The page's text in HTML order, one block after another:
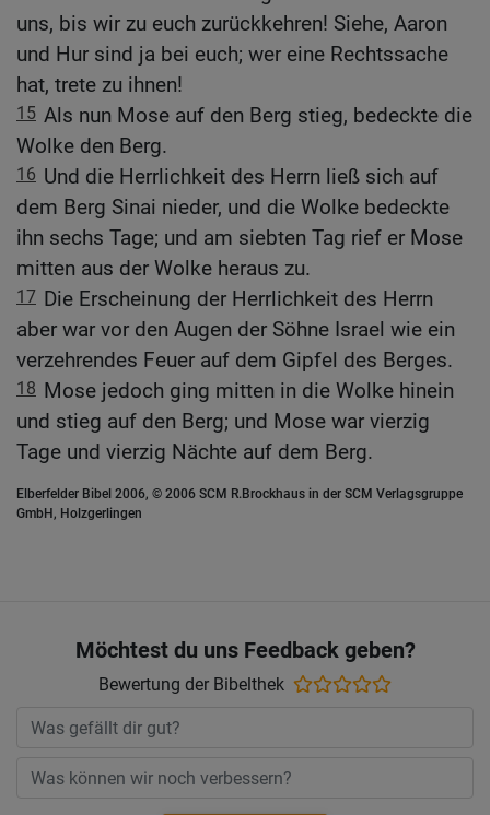
uns, bis wir zu euch zurückkehren! Siehe, Aaron
und Hur sind ja bei euch; wer eine Rechtssache
hat, trete zu ihnen!
15 Als nun Mose auf den Berg stieg, bedeckte die
Wolke den Berg.
16 Und die Herrlichkeit des Herrn ließ sich auf
dem Berg Sinai nieder, und die Wolke bedeckte
ihn sechs Tage; und am siebten Tag rief er Mose
mitten aus der Wolke heraus zu.
17 Die Erscheinung der Herrlichkeit des Herrn
aber war vor den Augen der Söhne Israel wie ein
verzehrendes Feuer auf dem Gipfel des Berges.
18 Mose jedoch ging mitten in die Wolke hinein
und stieg auf den Berg; und Mose war vierzig
Tage und vierzig Nächte auf dem Berg.
Elberfelder Bibel 2006, © 2006 SCM R.Brockhaus in der SCM Verlagsgruppe
GmbH, Holzgerlingen
Möchtest du uns Feedback geben?
Bewertung der Bibelthek